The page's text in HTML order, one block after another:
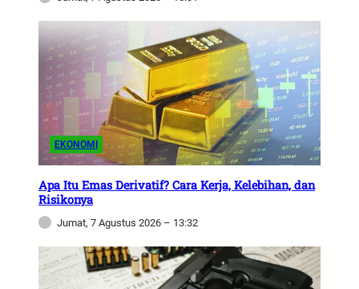
EKONOMI
Apa Itu Emas Derivatif? Cara Kerja, Kelebihan, dan
Risikonya
Jumat, 7 Agustus 2026 – 13:32